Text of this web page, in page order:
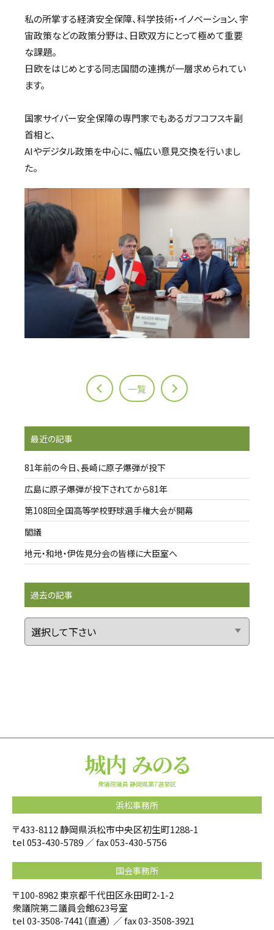
私の所掌する経済安全保障、科学技術・イノベーション、宇
宙政策などの政策分野は、日欧双方にとって極めて重要
な課題。
日欧をはじめとする同志国間の連携が一層求められてい
ます。
国家サイバー安全保障の専門家でもあるガフコフスキ副
首相と、
AIやデジタル政策を中心に、幅広い意見交換を行いまし
た。
一覧
最近の記事
81年前の今日、長崎に原子爆弾が投下
広島に原子爆弾が投下されてから81年
第108回全国高等学校野球選手権大会が開幕
閣議
地元・和地・伊佐見分会の皆様に大臣室へ
過去の記事
衆議院議員 静岡県第7選挙区
浜松事務所
〒433-8112 静岡県浜松市中央区初生町1288-1
tel053-430-5789 ／ fax 053-430-5756
国会事務所
〒100-8982 東京都千代田区永田町2-1-2
衆議院第二議員会館623号室
tel03-3508-7441 （直通） ／ fax 03-3508-3921